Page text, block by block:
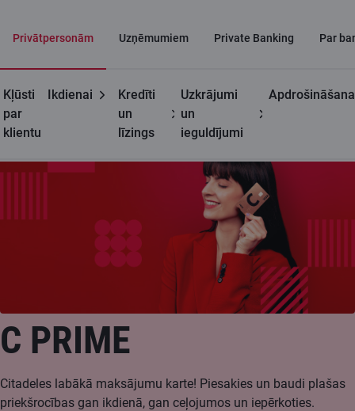
Privātpersonām Uzņēmumiem Private Banking Par
Kļūsti
par
klientu
Ikdienai
Kredīti
un
līzings
Uzkrājumi
un
ieguldījumi
Apdrošināšana
Privātpersonām C kartes C prime
C PRIME
Citadeles labākā maksājumu karte! Piesakies un baudi plašas
priekšrocības gan ikdienā, gan ceļojumos un iepērkoties.